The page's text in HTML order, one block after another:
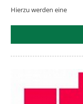
Hierzu werden eine